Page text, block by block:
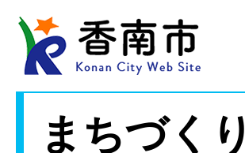
まちづくり